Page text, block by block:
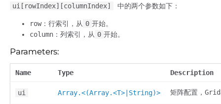
ui[rowIndex][columnIndex] 中的两个参数如下：
row：行索引，从 0 开始。
column：列索引，从 0 开始。
Parameters:
Name Type Description
ui Array.<(Array.<T>|String)> 矩阵配置，